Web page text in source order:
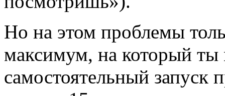
Но на этом проблемы
максимум, на который ты
самостоятельный запуск